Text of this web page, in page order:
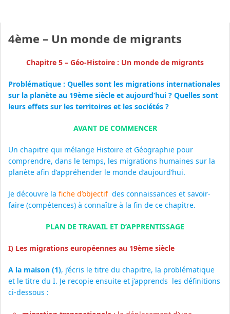
4ème – Un monde de migrants
Chapitre 5 – Géo-Histoire : Un monde de migrants
Problématique : Quelles sont les migrations internationales
sur la planète au 19ème siècle et aujourd’hui ? Quelles sont
leurs effets sur les territoires et les sociétés ?
AVANT DE COMMENCER
Un chapitre qui mélange Histoire et Géographie pour
comprendre, dans le temps, les migrations humaines sur la
planète afin d’appréhender le monde d’aujourd’hui.
Je découvre lafiche d’objectifdes connaissances et savoir-
faire (compétences) à connaître à la fin de ce chapitre.
PLAN DE TRAVAIL ET D’APPRENTISSAGE
I) Les migrations européennes au 19ème siècle
A la maison (1), j’écris le titre du chapitre, la problématique
et le titre du I. Je recopie ensuite et j’apprends les définitions
ci-dessous :